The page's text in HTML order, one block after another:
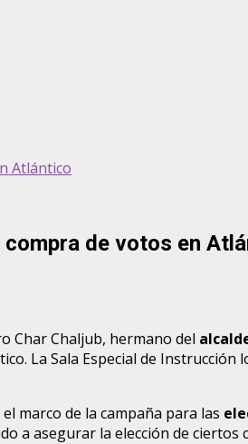
Atlántico
de votos en
Char Chaljub, hermano del
La Sala Especial de Instrucción
marco de la campaña para las
a asegurar la elección de ciertos